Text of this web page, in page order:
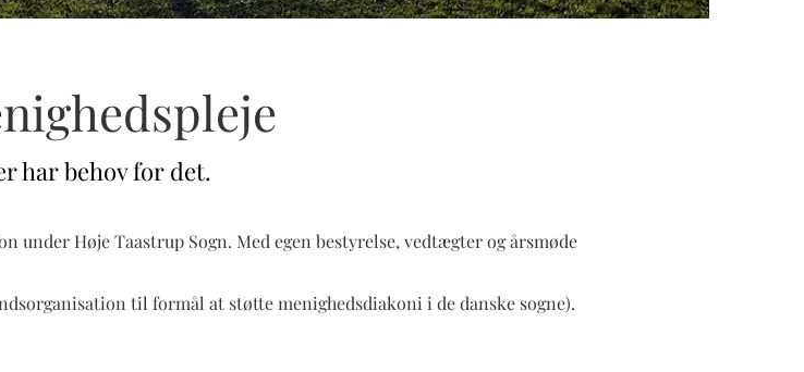
har behov for det.
under Høje Taastrup Sogn. Med egen bestyrelse, vedtægter og årsmøde
til formål at støtte menighedsdiakoni i de danske sogne).